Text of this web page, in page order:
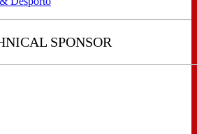
SPONSOR